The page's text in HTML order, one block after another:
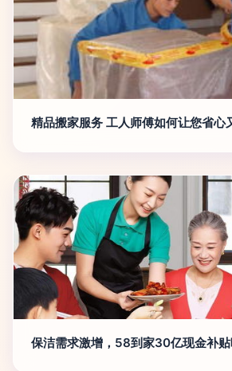
精品搬家服务 工人师傅如何让您省心
保洁需求激增，58到家30亿现金补